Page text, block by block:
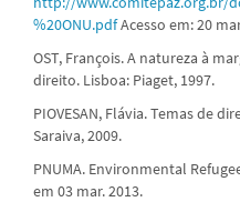
%20ONU.pdfAcesso em: 20
OST, François. A natureza à
direito. Lisboa: Piaget, 1997.
PIOVESAN, Flávia. Temas de
Saraiva, 2009.
PNUMA. Environmental
em 03 mar. 2013.